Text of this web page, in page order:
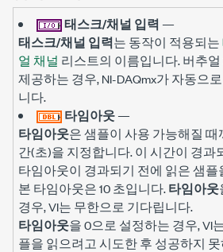
태스크/채널 입력 —
태스크/채널 입력는 동작이 적용되는
얼 채널 리스트의 이름입니다. 버추
제공하는 경우, NI-DAQmx가 자동으
니다.
타임아웃—
타임아웃은 샘플이 사용 가능해질 때
간(초)을 지정합니다. 이 시간이 경과
타임아웃이 경과되기 전에 읽은 샘플
본 타임아웃은 10 초입니다.타임아웃
경우, VI는 무한으로 기다립니다.
타임아웃을 0으로 설정하는 경우, VI
플을 읽으려고 시도한 후 성공하지